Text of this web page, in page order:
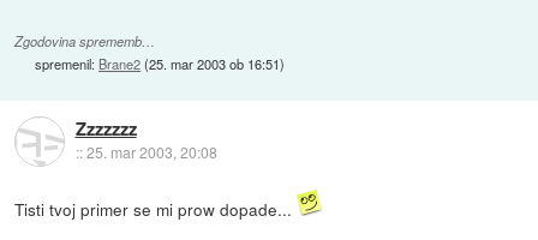
Zgodovina sprememb…
spremenil: Brane2(25. mar 2003 ob 16:51)
Zzzzzzz
::25. mar 2003, 20:08
Tisti tvoj primer se mi prow dopade...